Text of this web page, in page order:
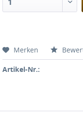
Merken
Artikel-Nr.: